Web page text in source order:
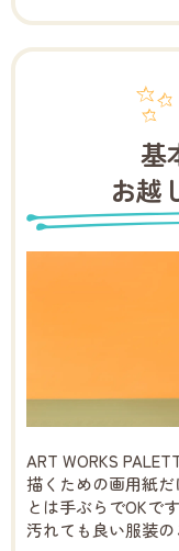
基
お越
ART WORKS
描くための画用紙
とは手ぶらでOKです
汚れても良い服装の